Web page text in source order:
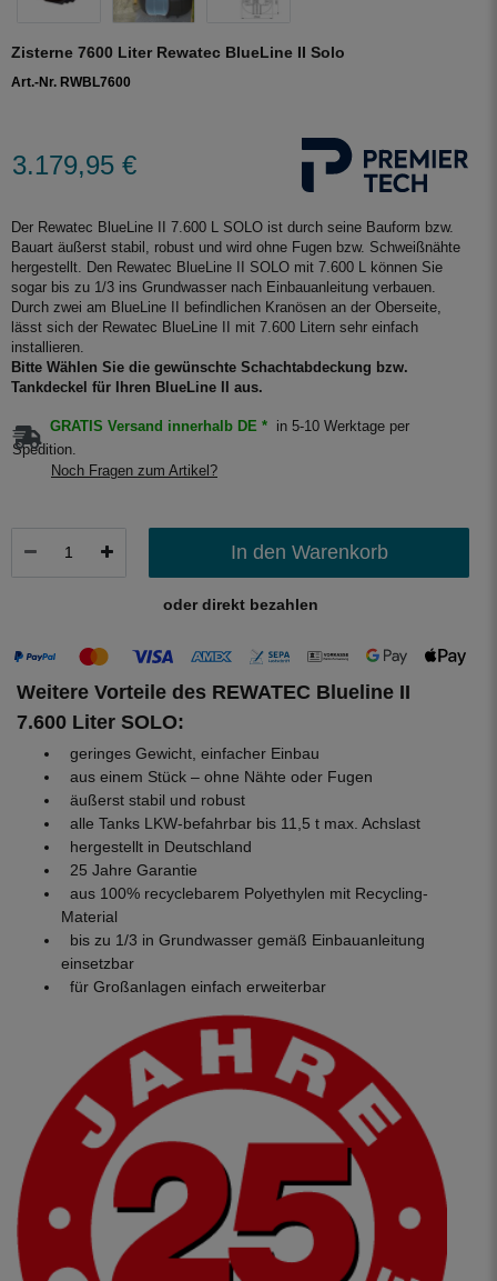
Zisterne 7600 Liter Rewatec BlueLine II Solo
Art.-Nr. RWBL7600
3.179,95 €
Der Rewatec BlueLine II 7.600 L SOLO ist durch seine Bauform bzw.
Bauart äußerst stabil, robust und wird ohne Fugen bzw. Schweißnähte
hergestellt. Den Rewatec BlueLine II SOLO mit 7.600 L können Sie
sogar bis zu 1/3 ins Grundwasser nach Einbauanleitung verbauen.
Durch zwei am BlueLine II befindlichen Kranösen an der Oberseite,
lässt sich der Rewatec BlueLine II mit 7.600 Litern sehr einfach
installieren.
Bitte Wählen Sie die gewünschte Schachtabdeckung bzw.
Tankdeckel für Ihren BlueLine II aus.
GRATIS Versand innerhalb DE *
in 5-10 Werktage per
Spedition.
Noch Fragen zum Artikel?
In den Warenkorb
oder direkt bezahlen
Weitere Vorteile des REWATEC Blueline II
7.600 Liter SOLO:
geringes Gewicht, einfacher Einbau
aus einem Stück – ohne Nähte oder Fugen
äußerst stabil und robust
alle Tanks LKW-befahrbar bis 11,5 t max. Achslast
hergestellt in Deutschland
25 Jahre Garantie
aus 100% recyclebarem Polyethylen mit Recycling-
Material
bis zu 1/3 in Grundwasser gemäß Einbauanleitung
einsetzbar
für Großanlagen einfach erweiterbar